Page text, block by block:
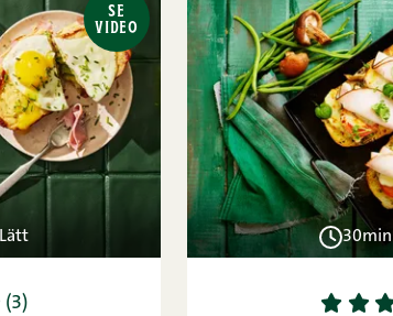
SE
VIDEO
Lätt
(3)
30min
1 2 3